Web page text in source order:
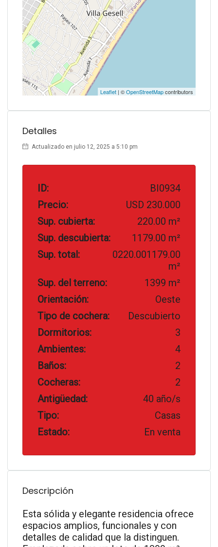
Leaflet | ©OpenStreetMapcontributors
Detalles
Actualizado en julio 12, 2025 a 5:10 pm
ID:
BI0934
Precio:
USD 230.000
Sup. cubierta:
220.00 m²
Sup. descubierta:
1179.00 m²
Sup. total:
0220.001179.00
m²
Sup. del terreno:
1399 m²
Orientación:
Oeste
Tipo de cochera:
Descubierto
Dormitorios:
3
Ambientes:
4
Baños:
2
Cocheras:
2
Antigüedad:
40 año/s
Tipo:
Casas
Estado:
En venta
Descripción
Esta sólida y elegante residencia ofrece
espacios amplios, funcionales y con
detalles de calidad que la distinguen.